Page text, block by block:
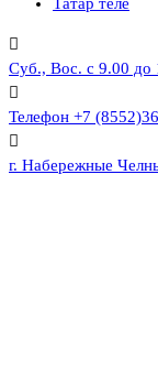
Суб., Вос. с 9.00 до
Телефон +7
г. Набережные